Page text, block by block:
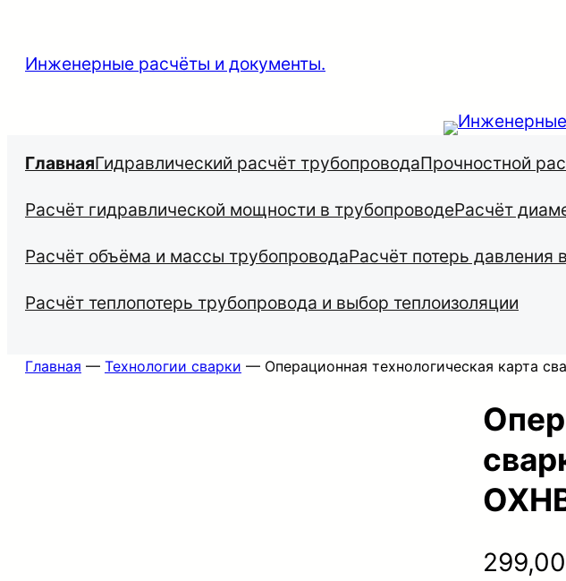
Инженерные расчёты и документы.
ГлавнаяГидравлический расчёт трубопроводаПрочностной
Расчёт гидравлической мощности в трубопроводеРасчёт
Расчёт объёма и массы трубопроводаРасчёт потерь давления
Расчёт теплопотерь трубопровода и выбор теплоизоляции
Главная — Технологии сварки — Операционная технологическая карта
299,00